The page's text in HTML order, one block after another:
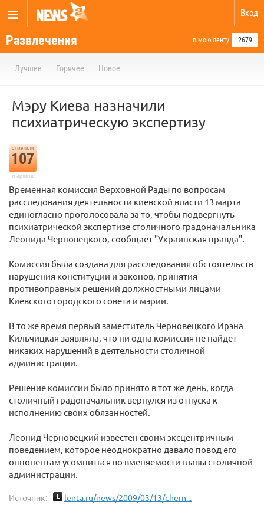
Вход
Развлечения в мою ленту 2679
Лучшее Горячее Новое
Мэру Киева назначили
психиатрическую экспертизу
отметили
107
в архиве
Временная комиссия Верховной Рады по вопросам
расследования деятельности киевской власти 13 марта
единогласно проголосовала за то, чтобы подвергнуть
психиатрической экспертизе столичного градоначальника
Леонида Черновецкого, сообщает "Украинская правда".
Комиссия была создана для расследования обстоятельств
нарушения конституции и законов, принятия
противоправных решений должностными лицами
Киевского городского совета и мэрии.
В то же время первый заместитель Черновецкого Ирэна
Кильчицкая заявляла, что ни одна комиссия не найдет
никаких нарушений в деятельности столичной
администрации.
Решение комиссии было принято в тот же день, когда
столичный градоначальник вернулся из отпуска к
исполнению своих обязанностей.
Леонид Черновецкий известен своим эксцентричным
поведением, которое неоднократно давало повод его
оппонентам усомниться во вменяемости главы столичной
администрации.
Источник: lenta.ru/news/2009/03/13/chern...